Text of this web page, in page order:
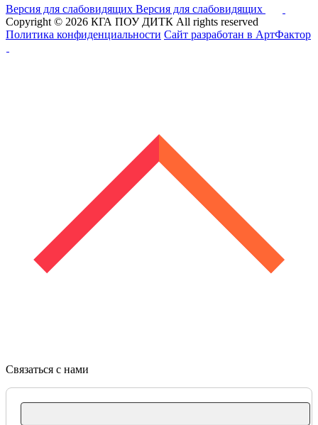
Версия для слабовидящих Версия для слабовидящих
Copyright © 2026 КГА ПОУ ДИТК All rights reserved
Политика конфиденциальности Сайт разработан в АртФактор
Связаться с нами